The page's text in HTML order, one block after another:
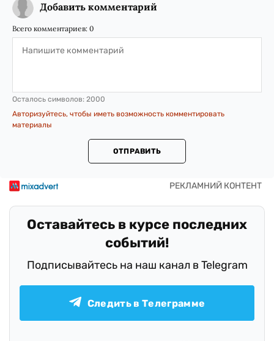
Добавить комментарий
Всего комментариев: 0
Осталось символов: 2000
Авторизуйтесь, чтобы иметь возможность комментировать
материалы
ОТПРАВИТЬ
Оставайтесь в курсе последних
событий!
Подписывайтесь на наш канал в Telegram
Следить в Телеграмме